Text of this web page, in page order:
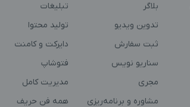
بلاگر
تبلیغات
تدوین ویدیو
تولید محتوا
ثبت سفارش
دایرکت و کامنت
سناریو نویس
فتوشاپ
مجری
مدیریت کامل
مشاوره و برنامه‌ریزی
همه فن حریف